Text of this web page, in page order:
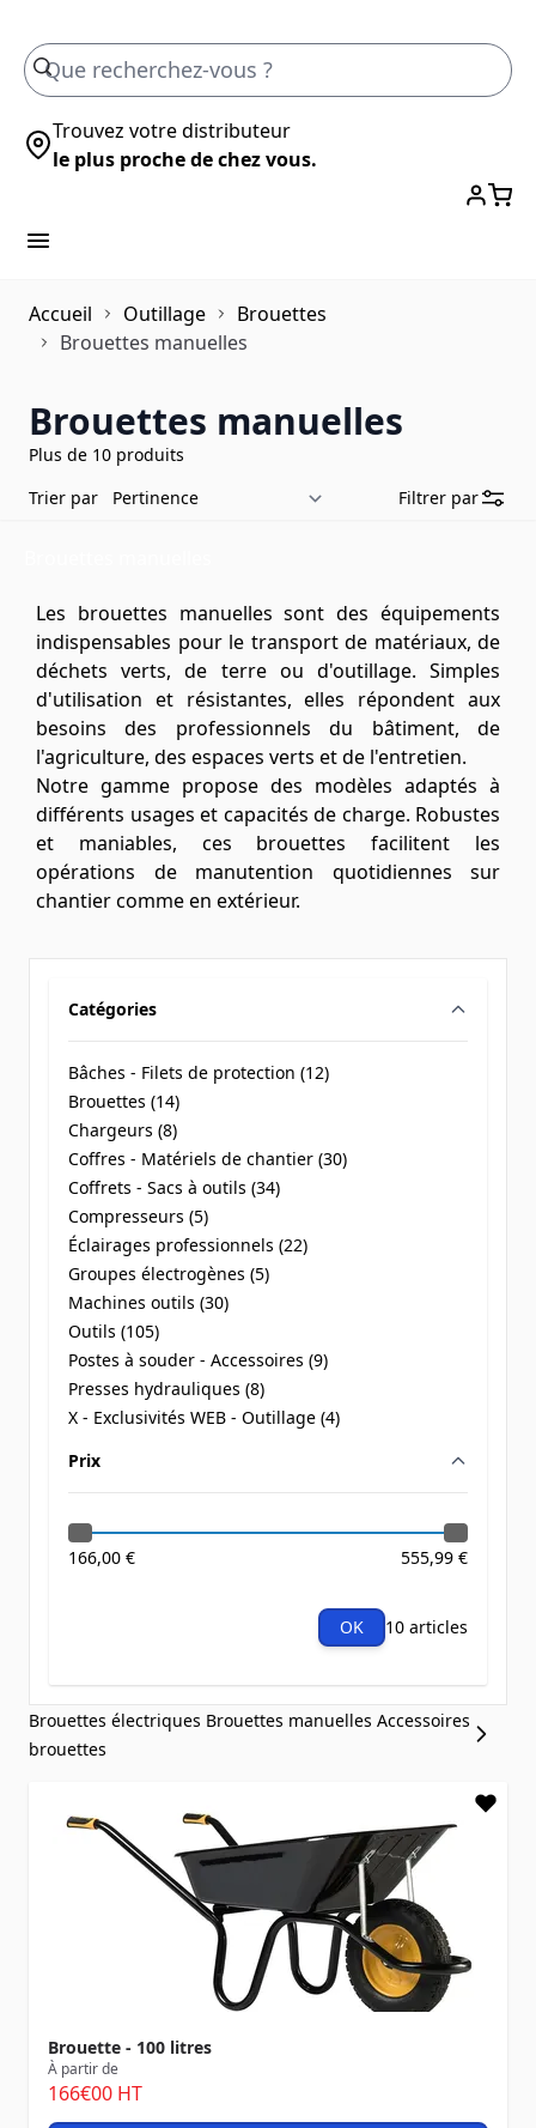
Trouvez votre distributeur
le plus proche de chez vous.
Accueil Outillage
Brouettes
Brouettes manuelles
Brouettes manuelles
Plus de 10 produits
Trier par
Filtrer par
Les brouettes manuelles sont des équipements
indispensables pour le transport de matériaux, de
déchets verts, de terre ou d'outillage. Simples
d'utilisation et résistantes, elles répondent aux
besoins des professionnels du bâtiment, de
l'agriculture, des espaces verts et de l'entretien.
Notre gamme propose des modèles adaptés à
différents usages et capacités de charge. Robustes
et maniables, ces brouettes facilitent les
opérations de manutention quotidiennes sur
chantier comme en extérieur.
Catégories
Bâches - Filets de protection (12
products available
)
Brouettes (14
products available
)
Chargeurs (8
products available
)
Coffres - Matériels de chantier (30
products available
)
Coffrets - Sacs à outils (34
products available
)
Compresseurs (5
products available)
Éclairages professionnels (22
products available
)
Groupes électrogènes (5
products available
)
Machines outils (30
products available )
Outils (105
products available
)
Postes à souder - Accessoires (9
products available
)
Presses hydrauliques (8
products available
)
X - Exclusivités WEB - Outillage (4
products available
)
Prix
166,00 € 555,99 €
OK 10 articles
Brouettes électriques Brouettes manuelles Accessoires
brouettes
Brouette - 100 litres
À partir de
166€00 HT